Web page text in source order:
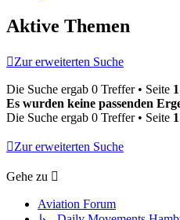
Aktive Themen
Zur erweiterten Suche
Die Suche ergab 0 Treffer • Seite 1
Es wurden keine passenden
Die Suche ergab 0 Treffer • Seite 1
Zur erweiterten Suche
Gehe zu
Aviation Forum